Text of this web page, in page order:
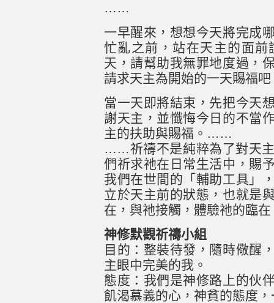
……
一早醒來，想想今天將完成
忙亂之前，站在天主的面
天，請幫助我無罪地度過，
請求天主為開始的一天賜福吧
當一天即將結束，先把今天
謝天主，並懺悔今日的不當
主的扶助與賜福。……
……祈禱不是純粹為了對天
們祈求祂在日常生活中，賜
我們在世間的「輔助工具」
立於天主前的狀態，也就是
在，與祂接觸，體驗祂的臨
神修默觀祈禱小組
目的：整裝待發，隨時儆醒
主眼中完美的我。
態度：我們是神修路上的伙
飢渴慕義的心，神貧的態度